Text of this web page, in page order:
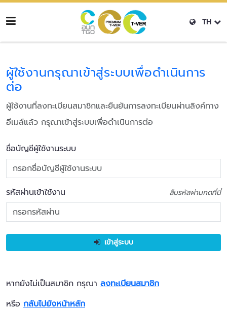
TH
ผู้ใช้งานกรุณาเข้าสู่ระบบเพื่อดำเนินการ
ต่อ
ผู้ใช้งานที่ลงทะเบียนสมาชิกและยืนยันการลงทะเบียนผ่านลิงค์ทาง
อีเมล์แล้ว กรุณาเข้าสู่ระบบเพื่อดำเนินการต่อ
ชื่อบัญชีผู้ใช้งานระบบ
ลืมรหัสผ่านกดที่นี่
รหัสผ่านเข้าใช้งาน
เข้าสู่ระบบ
หากยังไม่เป็นสมาชิก กรุณา ลงทะเบียนสมาชิก
หรือ กลับไปยังหน้าหลัก